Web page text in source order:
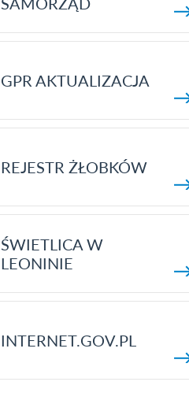
GPR AKTUALIZACJA
REJESTR ŻŁOBKÓW
ŚWIETLICA W
LEONINIE
INTERNET.GOV.PL